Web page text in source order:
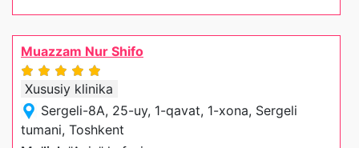
Muazzam Nur Shifo
Xususiy klinika
Sergeli-8A, 25-uy, 1-qavat, 1-xona, Sergeli
tumani, Toshkent